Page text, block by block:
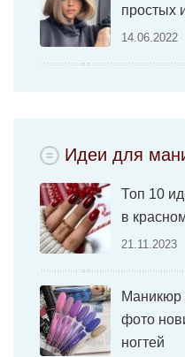
простых
14.06.2022
Идеи для
Топ 10
в
21.11.2023
Маникюр
фото
ногтей